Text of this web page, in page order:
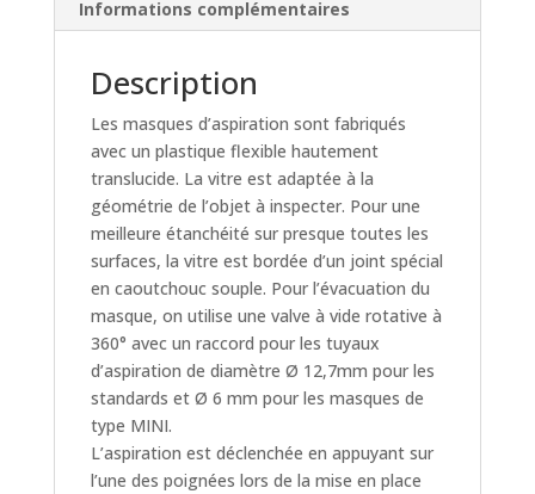
Informations complémentaires
Description
Les masques d’aspiration sont fabriqués
avec un plastique flexible hautement
translucide. La vitre est adaptée à la
géométrie de l’objet à inspecter. Pour une
meilleure étanchéité sur presque toutes les
surfaces, la vitre est bordée d’un joint spécial
en caoutchouc souple. Pour l’évacuation du
masque, on utilise une valve à vide rotative à
360° avec un raccord pour les tuyaux
d’aspiration de diamètre Ø 12,7mm pour les
standards et Ø 6 mm pour les masques de
type MINI.
L’aspiration est déclenchée en appuyant sur
l’une des poignées lors de la mise en place